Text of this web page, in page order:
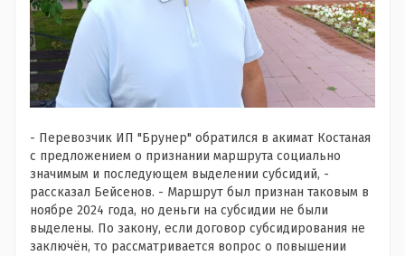
- Перевозчик ИП "Брунер" обратился в акимат Костаная
с предложением о признании маршрута социально
значимым и последующем выделении субсидий, -
рассказал Бейсенов. - Маршрут был признан таковым в
ноябре 2024 года, но деньги на субсидии не были
выделены. По закону, если договор субсидирования не
заключён, то рассматривается вопрос о повышении